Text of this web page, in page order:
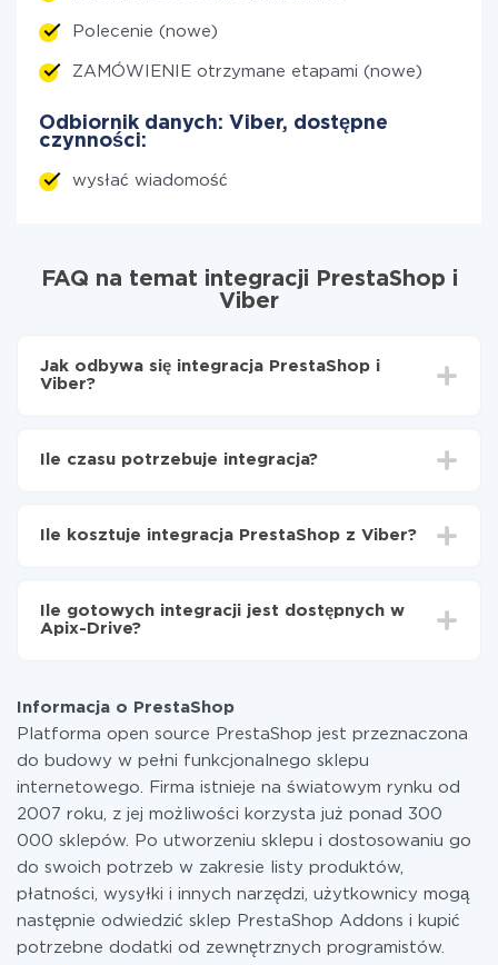
Polecenie (nowe)
ZAMÓWIENIE otrzymane etapami (nowe)
Odbiornik danych: Viber, dostępne
czynności:
wysłać wiadomość
FAQ na temat integracji PrestaShop i
Viber
Jak odbywa się integracja PrestaShop i
Viber?
Viber
PrestaShop do Viber
Ile czasu potrzebuje integracja?
od 5 do 30 minut. Konfiguracja zajmuje średnio 10-15
Ile kosztuje integracja PrestaShop z Viber?
Płacisz tylko za ilość danych, która faktycznie jest
przekazywana z jednego z Twoich systemów do
w razie potrzeby przełączyć się na płatną. Więcej
informacji otaryfach.
Ile gotowych integracji jest dostępnych w
Apix-Drive?
Informacja o PrestaShop
Platforma open source PrestaShop jest przeznaczona
do budowy w pełni funkcjonalnego sklepu
internetowego. Firma istnieje na światowym rynku od
2007 roku, z jej możliwości korzysta już ponad 300
000 sklepów. Po utworzeniu sklepu i dostosowaniu go
do swoich potrzeb w zakresie listy produktów,
płatności, wysyłki i innych narzędzi, użytkownicy mogą
następnie odwiedzić sklep PrestaShop Addons i kupić
potrzebne dodatki od zewnętrznych programistów.